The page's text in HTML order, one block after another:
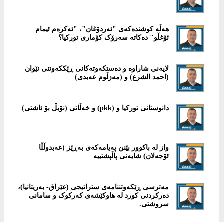
هەڵە کوشندەکەی "ئەردۆغان"، "ئەکرەم ئیمام
ئۆغڵو" دەکاتە سەرۆک کۆماری تورکیا؟
لایەنی شاراوە و دەستکەوتەکانی ڕێککەوتنی نێوان
(احمد الشرع) و (مەزڵوم عەبدی)
دانوستانی تورکیا و (pkk) و خەڵاتی (نۆبڵ بۆ ئاشتی)
واز لە باکوور بێنن پەیامەکەی بەڕێز (عه‌بدوڵڵا
ئۆجه‌لان) شایەنی پاڵپشتییە
مەترسی ڕێکەوتننامەی ستراتیجی (عێراق- بەریتانیا)،
دەرکردنی کورد لە هاوکێشەی کەرکوک و سامانی
سروشتی.